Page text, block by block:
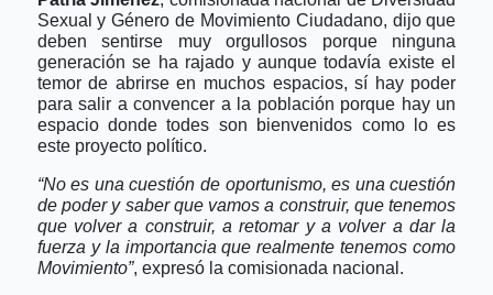
Sexual y Género de Movimiento Ciudadano, dijo que
deben sentirse muy orgullosos porque ninguna
generación se ha rajado y aunque todavía existe el
temor de abrirse en muchos espacios, sí hay poder
para salir a convencer a la población porque hay un
espacio donde todes son bienvenidos como lo es
este proyecto político.
“No es una cuestión de oportunismo, es una cuestión
de poder y saber que vamos a construir, que tenemos
que volver a construir, a retomar y a volver a dar la
fuerza y la importancia que realmente tenemos como
Movimiento”, expresó la comisionada nacional.